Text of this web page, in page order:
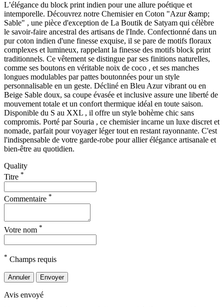
L’élégance du block print indien pour une allure poétique et
intemporelle. Découvrez notre Chemisier en Coton "Azur &amp;
Sable" , une pièce d'exception de La Boutik de Satyam qui célèbre
le savoir-faire ancestral des artisans de l'Inde. Confectionné dans un
pur coton indien d'une finesse exquise, il se pare de motifs floraux
complexes et lumineux, rappelant la finesse des motifs block print
traditionnels. Ce vêtement se distingue par ses finitions naturelles,
comme ses boutons en véritable noix de coco , et ses manches
longues modulables par pattes boutonnées pour un style
personnalisable en un geste. Décliné en Bleu Azur vibrant ou en
Beige Sable doux, sa coupe évasée et inclusive assure une liberté de
mouvement totale et un confort thermique idéal en toute saison.
Disponible du S au XXL , il offre un style bohème chic sans
compromis. Porté par Souria , ce chemisier incarne un luxe discret et
nomade, parfait pour voyager léger tout en restant rayonnante. C'est
l'indispensable de votre garde-robe pour allier élégance artisanale et
bien-être au quotidien.
Quality
Titre *
Commentaire *
Votre nom *
* Champs requis
Annuler Envoyer
Avis envoyé